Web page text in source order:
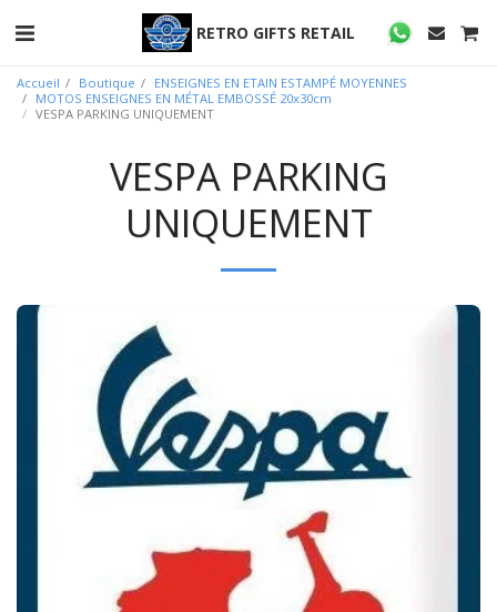
RETRO GIFTS RETAIL
Accueil Boutique
ENSEIGNES EN ETAIN ESTAMPÉ MOYENNES
MOTOS ENSEIGNES EN MÉTAL EMBOSSÉ 20x30cm
VESPA PARKING UNIQUEMENT
VESPA PARKING
UNIQUEMENT